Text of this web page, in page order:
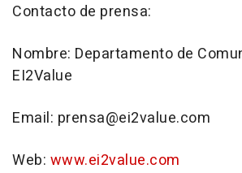
Contacto de prensa:
Nombre: Departamento de
EI2Value
Email: prensa@ei2value.com
Web: www.ei2value.com